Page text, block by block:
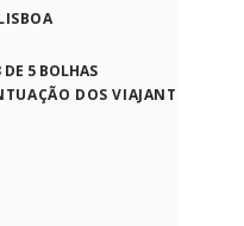
DOS VIAJANTES NO